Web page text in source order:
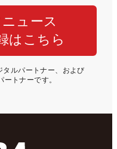
ュース
はこちら
ルパートナー、および
ートナーです。